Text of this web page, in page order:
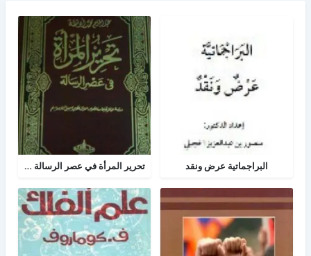
البراجماتية عرض ونقد تحرير المرأة في عصر الرسالة جــ 2